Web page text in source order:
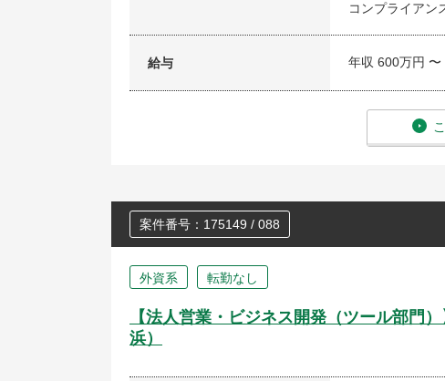
コンプライアン
給与 年収 600万円 〜
案件番号：175149 / 088
外資系 転勤なし
【法人営業・ビジネス開発（ツール部門
浜）